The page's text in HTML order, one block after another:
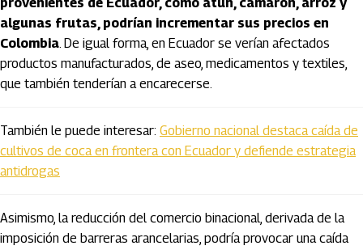
algunas frutas, podrían incrementar sus precios en
Colombia. De igual forma, en Ecuador se verían afectados
productos manufacturados, de aseo, medicamentos y textiles,
que también tenderían a encarecerse.
También le puede interesar: Gobierno nacional destaca caída de
cultivos de coca en frontera con Ecuador y defiende estrategia
antidrogas
Asimismo, la reducción del comercio binacional, derivada de la
imposición de barreras arancelarias, podría provocar una caída